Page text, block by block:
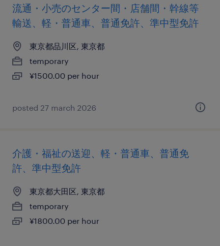
流通・小売のセンター間・店舗間・幹線等
輸送、軽・普通車、普通免許、準中型免許
東京都品川区, 東京都
temporary
¥1500.00 per hour
posted 27 march 2026
介護・福祉の送迎、軽・普通車、普通免
許、準中型免許
東京都大田区, 東京都
temporary
¥1800.00 per hour